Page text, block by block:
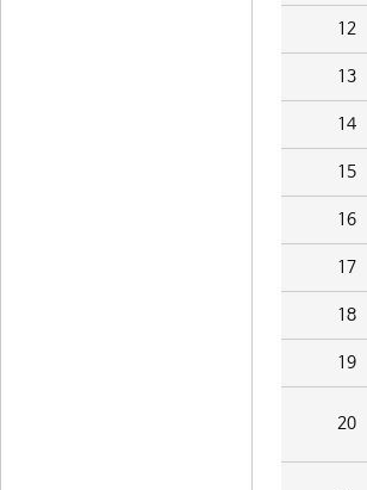
12
13
14
15
16
17
18
19
20